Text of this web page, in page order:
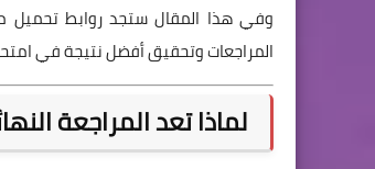
وفي هذا المقال ستجد روابط تحميل
المراجعات وتحقيق أفضل نتيجة في
لماذا تعد المراجعة